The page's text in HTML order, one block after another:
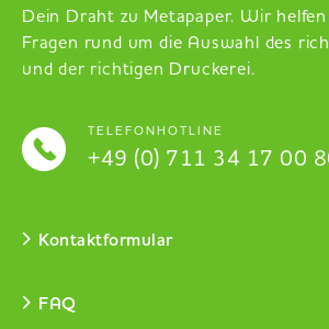
Dein Draht zu Metapaper. Wir
Fragen rund um die Auswahl des
und der richtigen Druckerei.
TELEFONHOTLINE
+49 (0) 711 34 17 00
Kontaktformular
FAQ